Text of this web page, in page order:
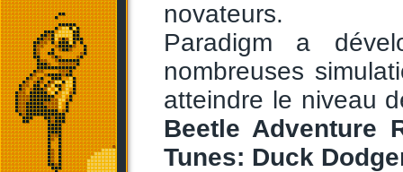
novateurs.
Paradigm a
nombreuses
atteindre le niveau
Beetle Adventure
Tunes: Duck